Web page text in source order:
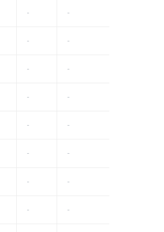
- -
- -
- -
- -
- -
- -
- -
- -